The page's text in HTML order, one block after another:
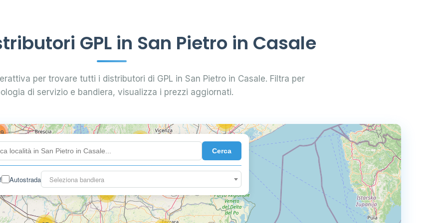
GPL in San Pietro in Casale
per trovare tutti i distributori di GPL in San Pietro in Casale. Filtra per
di servizio e bandiera, visualizza i prezzi aggiornati.
Cerca
Autostrada Seleziona bandiera
7
28
5
7
119
73
0.789 €